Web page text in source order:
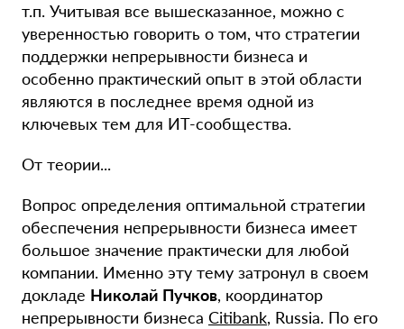
т.п. Учитывая все вышесказанное, можно с
уверенностью говорить о том, что стратегии
поддержки непрерывности бизнеса и
особенно практический опыт в этой области
являются в последнее время одной из
ключевых тем для ИТ-сообщества.
От теории...
Вопрос определения оптимальной стратегии
обеспечения непрерывности бизнеса имеет
большое значение практически для любой
компании. Именно эту тему затронул в своем
докладе Николай Пучков, координатор
непрерывности бизнеса Citibank, Russia. По его